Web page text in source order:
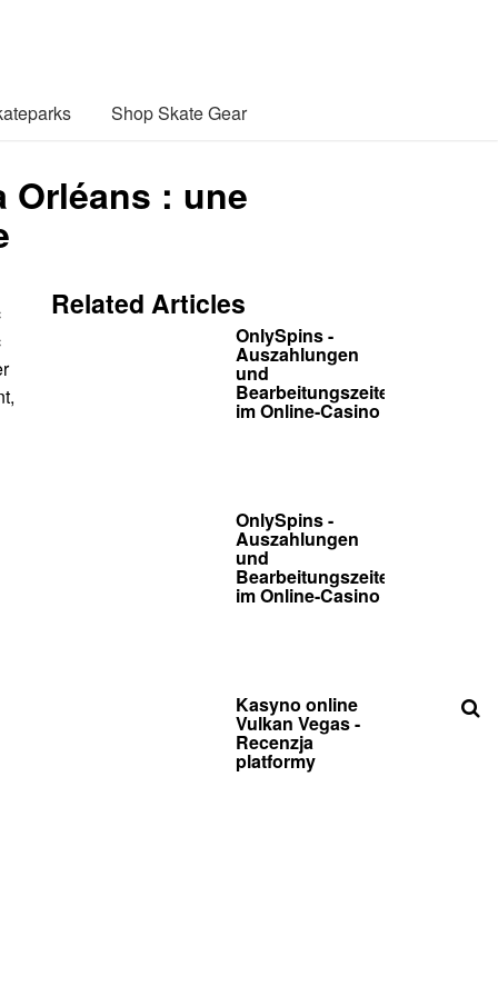
Shop Skate Gear
Orléans : une
Related Articles
OnlySpins -
Auszahlungen
und
Bearbeitungszeiten
im Online-Casino
OnlySpins -
Auszahlungen
und
Bearbeitungszeiten
im Online-Casino
Kasyno online
Vulkan Vegas -
Recenzja
platformy